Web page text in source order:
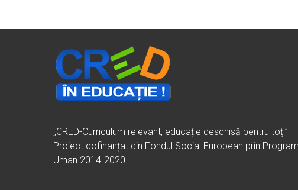
„CRED-Curriculum relevant, educație deschisă pentru toți”
Proiect cofinanțat din Fondul Social European prin
Uman 2014-2020